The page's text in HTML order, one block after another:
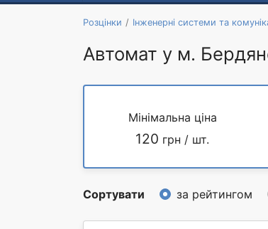
Розцінки Інженерні системи та
Автомат у м.
Мінімальна ціна
120 грн / шт.
Сортувати за рейтингом